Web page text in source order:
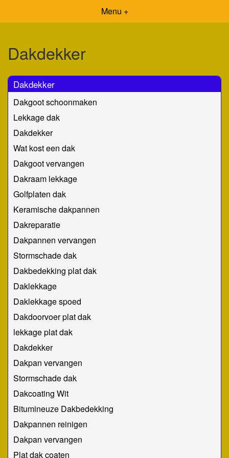
Menu +
Dakdekker
Dakdekker
Dakgoot schoonmaken
Lekkage dak
Dakdekker
Wat kost een dak
Dakgoot vervangen
Dakraam lekkage
Golfplaten dak
Keramische dakpannen
Dakreparatie
Dakpannen vervangen
Stormschade dak
Dakbedekking plat dak
Daklekkage
Daklekkage spoed
Dakdoorvoer plat dak
lekkage plat dak
Dakdekker
Dakpan vervangen
Stormschade dak
Dakcoating Wit
Bitumineuze Dakbedekking
Dakpannen reinigen
Dakpan vervangen
Plat dak coaten